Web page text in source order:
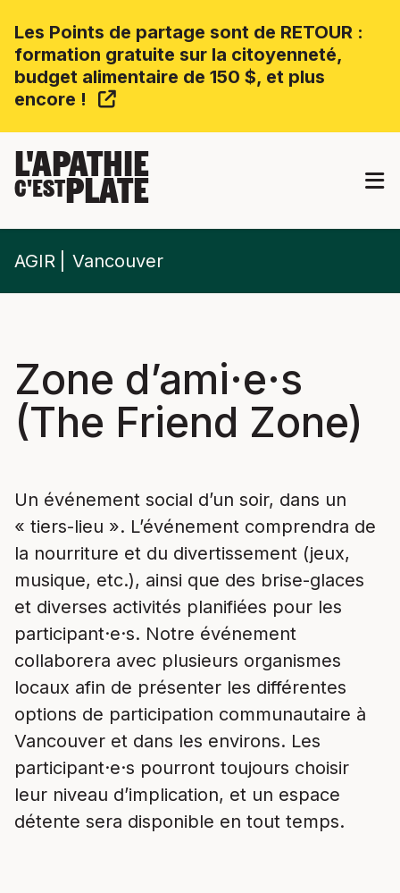
Les Points de partage sont de RETOUR :
formation gratuite sur la citoyenneté,
budget alimentaire de 150 $, et plus
encore !
L'APATHIE
C'ESTPLATE
AGIR Vancouver
Zone d’ami·e·s
(The Friend Zone)
Un événement social d’un soir, dans un
« tiers-lieu ». L’événement comprendra de
la nourriture et du divertissement (jeux,
musique, etc.), ainsi que des brise-glaces
et diverses activités planifiées pour les
participant·e·s. Notre événement
collaborera avec plusieurs organismes
locaux afin de présenter les différentes
options de participation communautaire à
Vancouver et dans les environs. Les
participant·e·s pourront toujours choisir
leur niveau d’implication, et un espace
détente sera disponible en tout temps.